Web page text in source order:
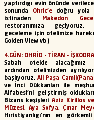
yaptırdığı evin önünde
sonunda
Ohrid’e doğru yola
istinaden
Makedon
restoranımıza geçiyoruz.
geceleme için otelimize
Golden View vb.)
4.GÜN: OHRİD - TİRAN - İŞKODRA
Sabah otelde alacağımız
ardından otelimizden
başlıyoruz.Ali Paşa
ve İnci Dükkanları ile
Alfabesi’ni geliştirmiş
Bizans keşişleri Aziz Kirillos ve
Müzesi, Aya Sofya, Çınar
Hıristiyanlığı’nın en